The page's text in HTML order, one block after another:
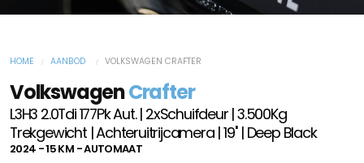
HOME AANBOD VOLKSWAGEN CRAFTER
VolkswagenCrafter
L3H3 2.0Tdi 177Pk Aut. | 2xSchuifdeur | 3.500Kg
Trekgewicht | Achteruitrijcamera | 19'' | Deep Black
2024 - 15 KM - AUTOMAAT